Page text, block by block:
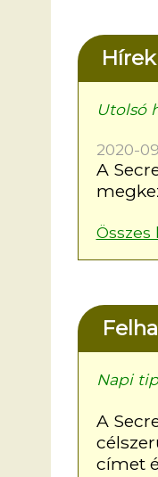
Utolsó
2020-
A
Összes
Napi
A
címet